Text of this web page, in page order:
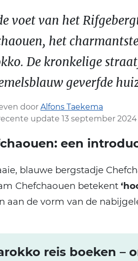
voet van het
het
De kronkelige
geverfde
door Alfons Taekema
update 13 september
een
blauwe bergstadje
Chefchaouen betekent
aan de vorm van de
reis boeken –